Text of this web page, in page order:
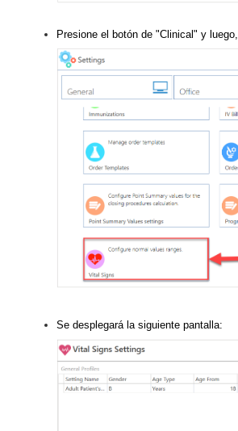
Presione el botón de "Clinical" y
Se desplegará la siguiente pantalla: